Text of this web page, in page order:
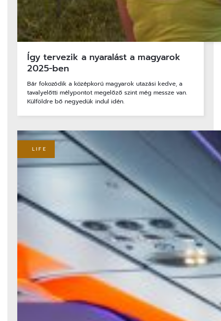
Így tervezik a nyaralást a magyarok
2025-ben
Bár fokozódik a középkorú magyarok utazási kedve, a
tavalyelőtti mélypontot megelőző szint még messze van.
Külföldre bő negyedük indul idén.
LIFE